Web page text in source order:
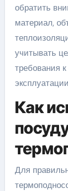
обратить
материал,
учитывать
требования
Как
Для